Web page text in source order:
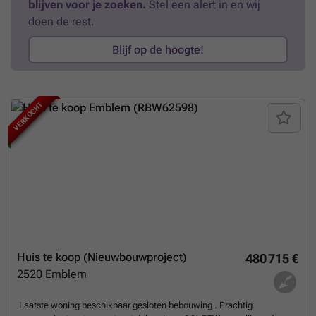
blijven voor je zoeken. Stel een alert in en wij
doen de rest.
Blijf op de hoogte!
NIEUW
VERKOCHT
480 715 €
Huis te koop (Nieuwbouwproject)
2520 Emblem
Laatste woning beschikbaar gesloten bebouwing . Prachtig